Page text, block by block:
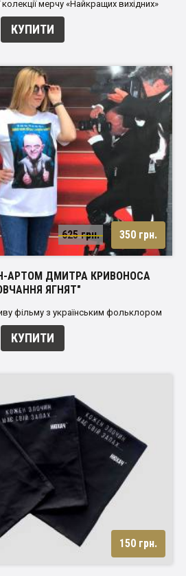
мерчу «Найкращих вихідних»
КУПИТИ
625 грн. 350 грн.
АРТОМ ДМИТРА КРИВОНОСА
ЯГНЯТ"
фільму з українським фольклором
КУПИТИ
150 грн.